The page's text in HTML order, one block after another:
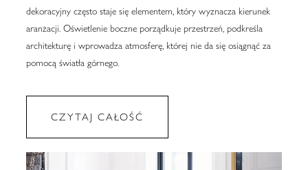
dekoracyjny często staje się elementem, który wyznacza kierunek
aranżacji. Oświetlenie boczne porządkuje przestrzeń, podkreśla
architekturę i wprowadza atmosferę, której nie da się osiągnąć za
pomocą światła górnego.
CZYTAJ CAŁOŚĆ